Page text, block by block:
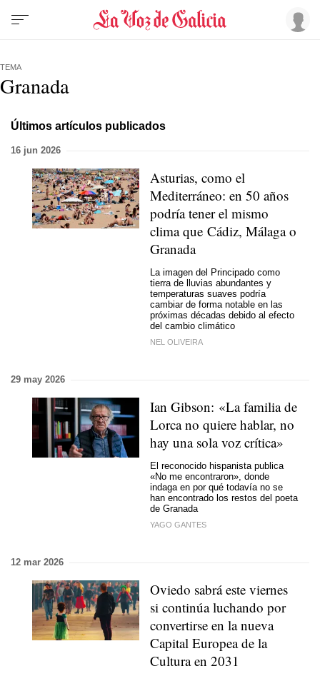
TEMA
Granada
Últimos artículos publicados
16 jun 2026
Asturias, como el
Mediterráneo: en 50 años
podría tener el mismo
clima que Cádiz, Málaga o
Granada
La imagen del Principado como
tierra de lluvias abundantes y
temperaturas suaves podría
cambiar de forma notable en las
próximas décadas debido al efecto
del cambio climático
NEL OLIVEIRA
29 may 2026
Ian Gibson: «La familia de
Lorca no quiere hablar, no
hay una sola voz crítica»
El reconocido hispanista publica
«No me encontraron», donde
indaga en por qué todavía no se
han encontrado los restos del poeta
de Granada
YAGO GANTES
12 mar 2026
Oviedo sabrá este viernes
si continúa luchando por
convertirse en la nueva
Capital Europea de la
Cultura en 2031